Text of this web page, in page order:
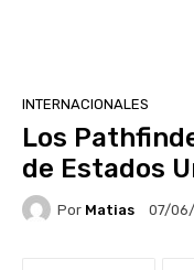
INTERNACIONALES
Los
de Estados
Por Matias 07/